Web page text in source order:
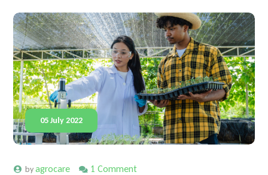
05 July 2022
byagrocare 1 Comment